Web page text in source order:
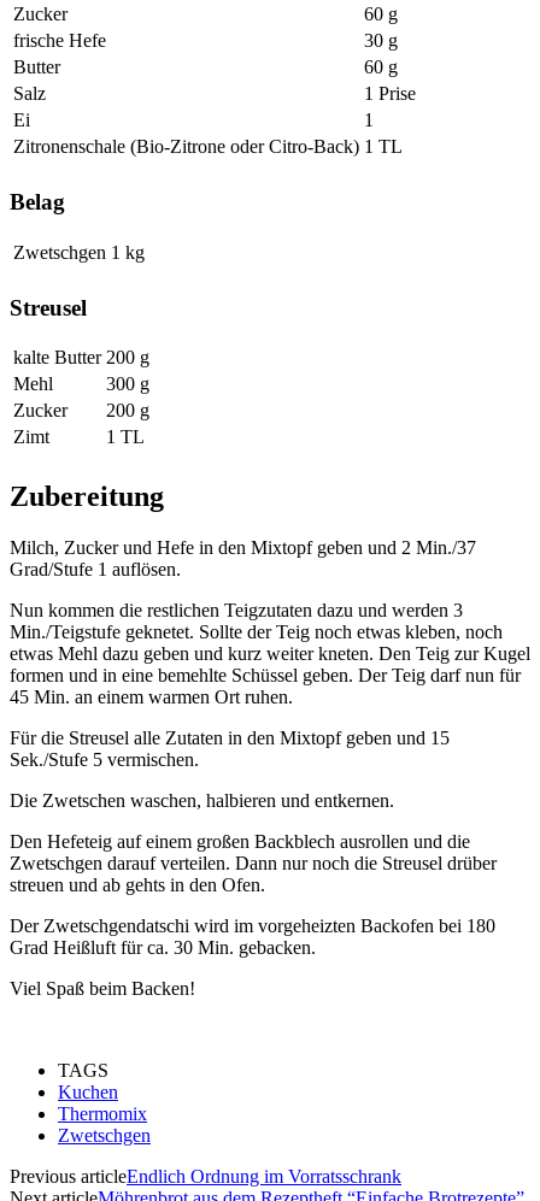
Zucker
60 g
frische Hefe
30 g
Butter
60 g
Salz
1 Prise
Ei
1
Zitronenschale (Bio-Zitrone oder Citro-Back) 1 TL
Belag
Zwetschgen 1 kg
Streusel
kalte Butter 200 g
Mehl
300 g
Zucker
200 g
Zimt
1 TL
Zubereitung
Milch, Zucker und Hefe in den Mixtopf geben und 2 Min./37
Grad/Stufe 1 auflösen.
Nun kommen die restlichen Teigzutaten dazu und werden 3
Min./Teigstufe geknetet. Sollte der Teig noch etwas kleben, noch
etwas Mehl dazu geben und kurz weiter kneten. Den Teig zur Kugel
formen und in eine bemehlte Schüssel geben. Der Teig darf nun für
45 Min. an einem warmen Ort ruhen.
Für die Streusel alle Zutaten in den Mixtopf geben und 15
Sek./Stufe 5 vermischen.
Die Zwetschen waschen, halbieren und entkernen.
Den Hefeteig auf einem großen Backblech ausrollen und die
Zwetschgen darauf verteilen. Dann nur noch die Streusel drüber
streuen und ab gehts in den Ofen.
Der Zwetschgendatschi wird im vorgeheizten Backofen bei 180
Grad Heißluft für ca. 30 Min. gebacken.
Viel Spaß beim Backen!
TAGS
Kuchen
Thermomix
Zwetschgen
Previous articleEndlich Ordnung im Vorratsschrank